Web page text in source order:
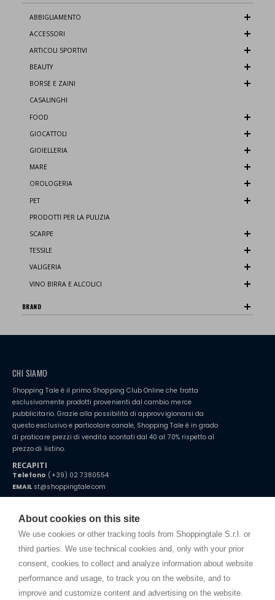
About cookies on this site
We use cookies or other tracking tools from Shoppingtale S.r.l. or
third parties. We use technical cookies and, only with your prior
consent, cookies to collect and analyze information about website
performance and usage, to track you on the website, and to
improve and customize content and advertising on the website.
ABBIGLIAMENTO
ACCESSORI
ARTICOLI SPORTIVI
BEAUTY
BORSE E ZAINI
CASALINGHI
FOOD
GIOCATTOLI
GIOIELLERIA
MARE
OROLOGERIA
PET
PRODOTTI PER LA PULIZIA
SCARPE
TESSILE
VALIGERIA
VINO BIRRA E ALCOLICI
BRAND
CHI SIAMO
Shopping Tale è il primo Shopping Club Online che tratta
esclusivamente prodotti provenienti dal cambio merce
pubblicitario. Grazie alla possibilità di approvvigionarsi da
questo esclusivo e particolare canale, Shopping Tale è in grado
di praticare prezzi di vendita scontati dal 40 al 70% rispetto al
prezzo di listino.
RECAPITI
Telefono (+39) 02 7380554
EMAILst@shoppingtale.com
Starting this year, we decided to provide our customers withfake
home. You will always receive great care and attention, even from a
distance.
TERMINI E CONDIZIONI
Termini e condizioni